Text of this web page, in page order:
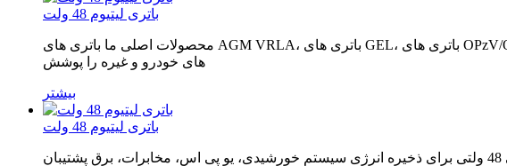
باتری لیتیوم 48 ولت
محصولات اصلی ما باتری های AGM VRLA، باتری های GEL، باتری های OPzV/OPzS، باتری های ترمینال فونت، باتری های 2 ولتی با عمر طولانی، باتری های کربن سرب، باتری های لیتیومی، باتری
های خودرو و غیره را پوشش
بیشتر
باتری لیتیوم 48 ولت